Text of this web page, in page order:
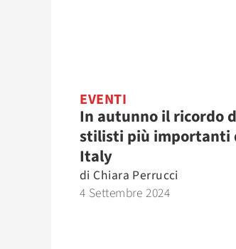
EVENTI
In autunno il ricordo
stilisti più importanti
Italy
di Chiara Perrucci
4 Settembre 2024